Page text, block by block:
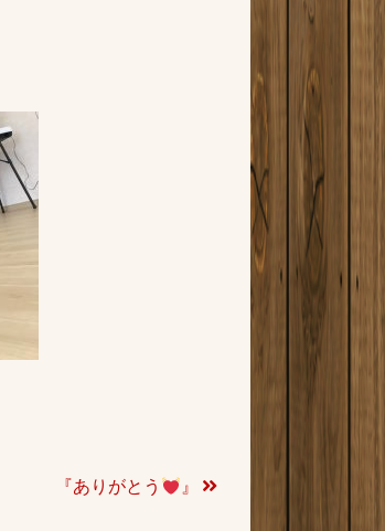
『ありがとう 』